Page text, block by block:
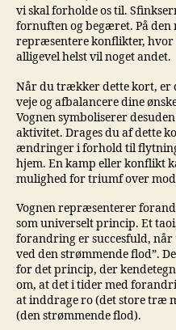
vi skal forholde os til.
fornuften og begæret. På den
repræsentere konflikter, hvor
alligevel helst vil noget andet.
Når du trækker dette kort, er
veje og afbalancere dine
Vognen symboliserer
aktivitet. Drages du af dette
ændringer i forhold til
hjem. En kamp eller konflikt
mulighed for triumf over
Vognen repræsenterer
som universelt princip. Et
forandring er succesfuld, når
ved den strømmende flod”.
for det princip, der
om, at det i tider med
at inddrage ro (det store træ
(den strømmende flod).